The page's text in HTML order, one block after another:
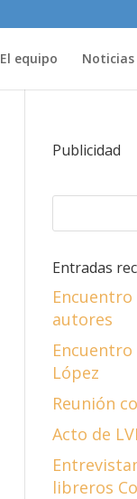
El equipo Noticias
Publicidad
Entradas
autores
Encuentro
López
Reunión
Acto de
libreros